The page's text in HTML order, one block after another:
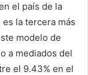
el país de la
es la tercera más
modelo de
a mediados del
el 9.43% en el